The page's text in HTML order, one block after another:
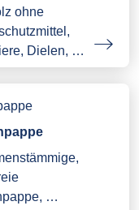
ohne
Dielen, …
…